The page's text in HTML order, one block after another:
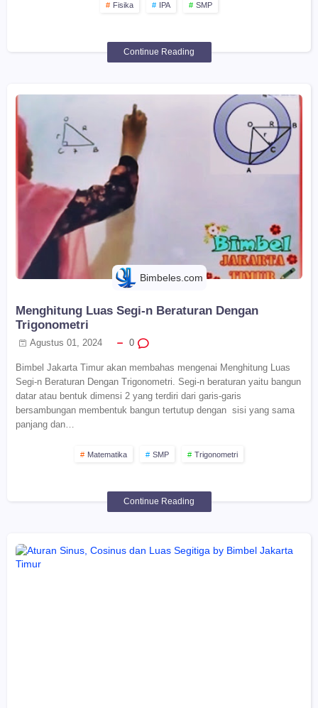
Fisika IPA SMP
Continue Reading
Menghitung Luas Segi-n Beraturan Dengan
Trigonometri
Agustus 01, 2024 0
Bimbel Jakarta Timur akan membahas mengenai Menghitung Luas
Segi-n Beraturan Dengan Trigonometri. Segi-n beraturan yaitu bangun
datar atau bentuk dimensi 2 yang terdiri dari garis-garis
bersambungan membentuk bangun tertutup dengan sisi yang sama
panjang dan…
Matematika SMP Trigonometri
Bimbeles.com
Continue Reading